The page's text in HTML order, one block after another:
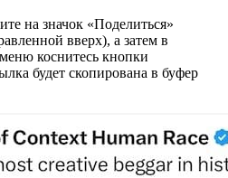
на значок «Поделиться»
вверх), а затем в
коснитесь кнопки
будет скопирована в буфер